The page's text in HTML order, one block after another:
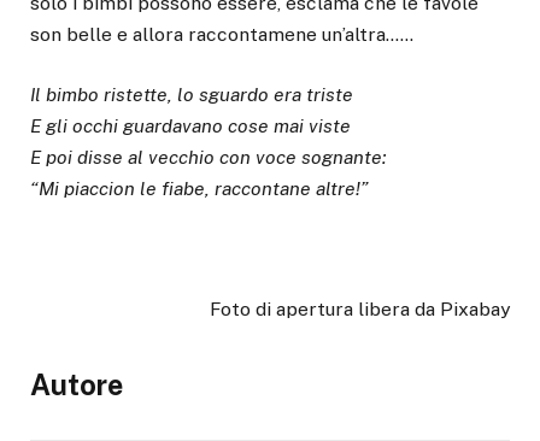
son belle e allora raccontamene un’altra……
Il bimbo ristette, lo sguardo era triste
E gli occhi guardavano cose mai viste
E poi disse al vecchio con voce sognante:
“Mi piaccion le fiabe, raccontane altre!”
Foto di apertura libera da Pixabay
Autore